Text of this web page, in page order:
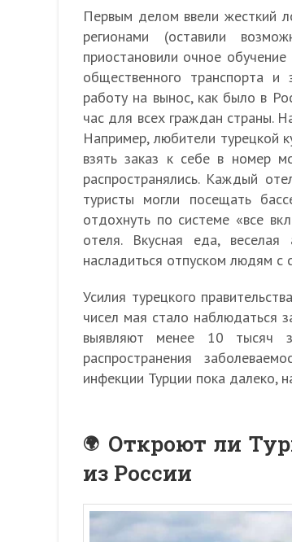
Первым делом ввели жесткий
регионами (оставили
приостановили очное
общественного транспорта и
работу на вынос, как было в
час для всех граждан страны.
Например, любители турецкой
взять заказ к себе в номер
распространялись. Каждый
туристы могли посещать
отдохнуть по системе «все
отеля. Вкусная еда,
насладиться отпуском людям с
Усилия турецкого
чисел мая стало наблюдаться
выявляют менее 10 тысяч
распространения
инфекции Турции пока далеко,
Откроют ли
из России